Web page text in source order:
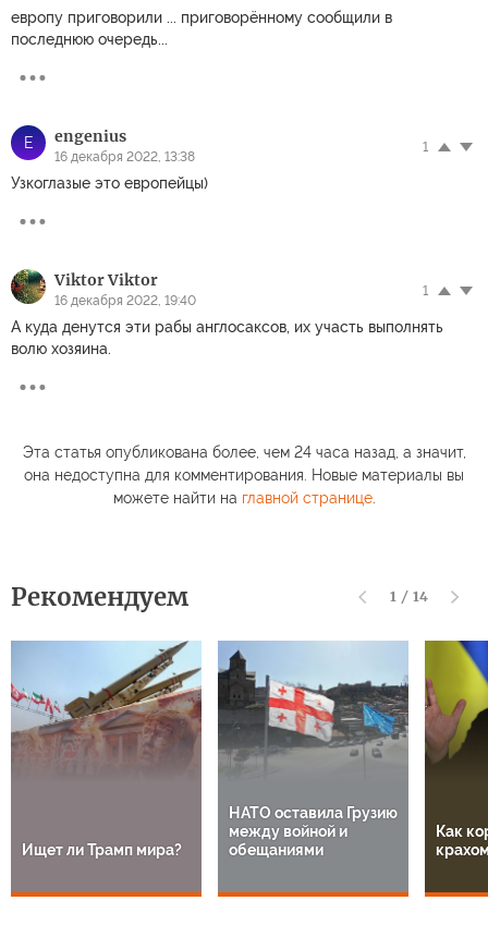
европу приговорили ... приговорённому сообщили в
последнюю очередь...
E engenius
16 декабря 2022, 13:38
1
Узкоглазые это европейцы)
Viktor Viktor
16 декабря 2022, 19:40
1
А куда денутся эти рабы англосаксов, их участь выполнять
волю хозяина.
Эта статья опубликована более, чем 24 часа назад, а значит,
она недоступна для комментирования. Новые материалы вы
можете найти на главной странице.
Рекомендуем 1 / 14
Ищет ли Трамп мира?
НАТО оставила Грузию
между войной и
обещаниями
Как